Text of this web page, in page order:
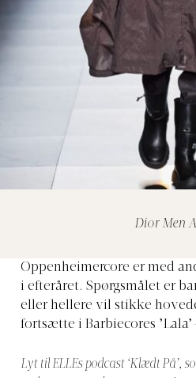
Dior Men
Oppenheimercore er med
i efteråret. Spørgsmålet er
eller hellere vil stikke
fortsætte i Barbiecores
Lyt til ELLEs podcast ‘Klædt På’,